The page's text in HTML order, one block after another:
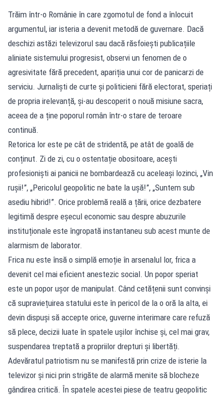
Trăim într-o Românie în care zgomotul de fond a înlocuit
argumentul, iar isteria a devenit metodă de guvernare. Dacă
deschizi astăzi televizorul sau dacă răsfoiești publicațiile
aliniate sistemului progresist, observi un fenomen de o
agresivitate fără precedent, apariția unui cor de panicarzi de
serviciu. Jurnaliști de curte și politicieni fără electorat, speriați
de propria irelevanță, și-au descoperit o nouă misiune sacra,
aceea de a ține poporul român într-o stare de teroare
continuă.
Retorica lor este pe cât de stridentă, pe atât de goală de
conținut. Zi de zi, cu o ostentație obositoare, acești
profesioniști ai panicii ne bombardează cu aceleași lozinci, „Vin
rușii!”, „Pericolul geopolitic ne bate la ușă!”, „Suntem sub
asediu hibrid!”. Orice problemă reală a țării, orice dezbatere
legitimă despre eșecul economic sau despre abuzurile
instituționale este îngropată instantaneu sub acest munte de
alarmism de laborator.
Frica nu este însă o simplă emoție în arsenalul lor, frica a
devenit cel mai eficient anestezic social. Un popor speriat
este un popor ușor de manipulat. Când cetățenii sunt convinși
că supraviețuirea statului este în pericol de la o oră la alta, ei
devin dispuși să accepte orice, guverne interimare care refuză
să plece, decizii luate în spatele ușilor închise și, cel mai grav,
suspendarea treptată a propriilor drepturi și libertăți.
Adevăratul patriotism nu se manifestă prin crize de isterie la
televizor și nici prin strigăte de alarmă menite să blocheze
gândirea critică. În spatele acestei piese de teatru geopolitic